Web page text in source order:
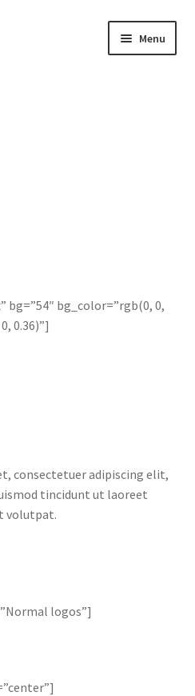
Menu
bg=”54″ bg_color=”rgb(0, 0,
0.36)”]
consectetuer adipiscing elit,
tincidunt ut laoreet
volutpat.
logos”]